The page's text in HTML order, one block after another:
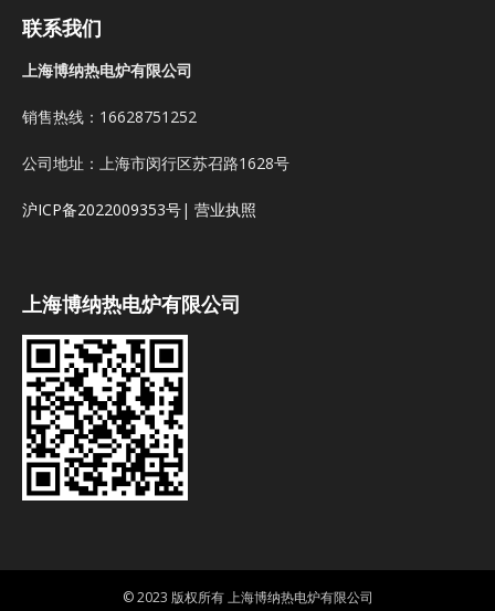
联系我们
上海博纳热电炉有限公司
销售热线：16628751252
公司地址：上海市闵行区苏召路1628号
沪ICP备2022009353号| 营业执照
上海博纳热电炉有限公司
© 2023 版权所有 上海博纳热电炉有限公司